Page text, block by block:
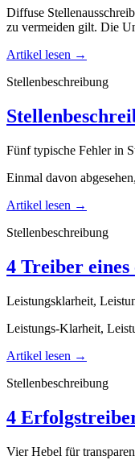
Diffuse
zu vermeiden gilt. Die
Artikel lesen →
Stellenbeschreibung
Fünf typische Fehler in
Einmal davon
Artikel lesen →
Stellenbeschreibung
4 Treiber
Leistungsklarheit,
Leistungs-Klarheit,
Artikel lesen →
Stellenbeschreibung
4
Vier Hebel für